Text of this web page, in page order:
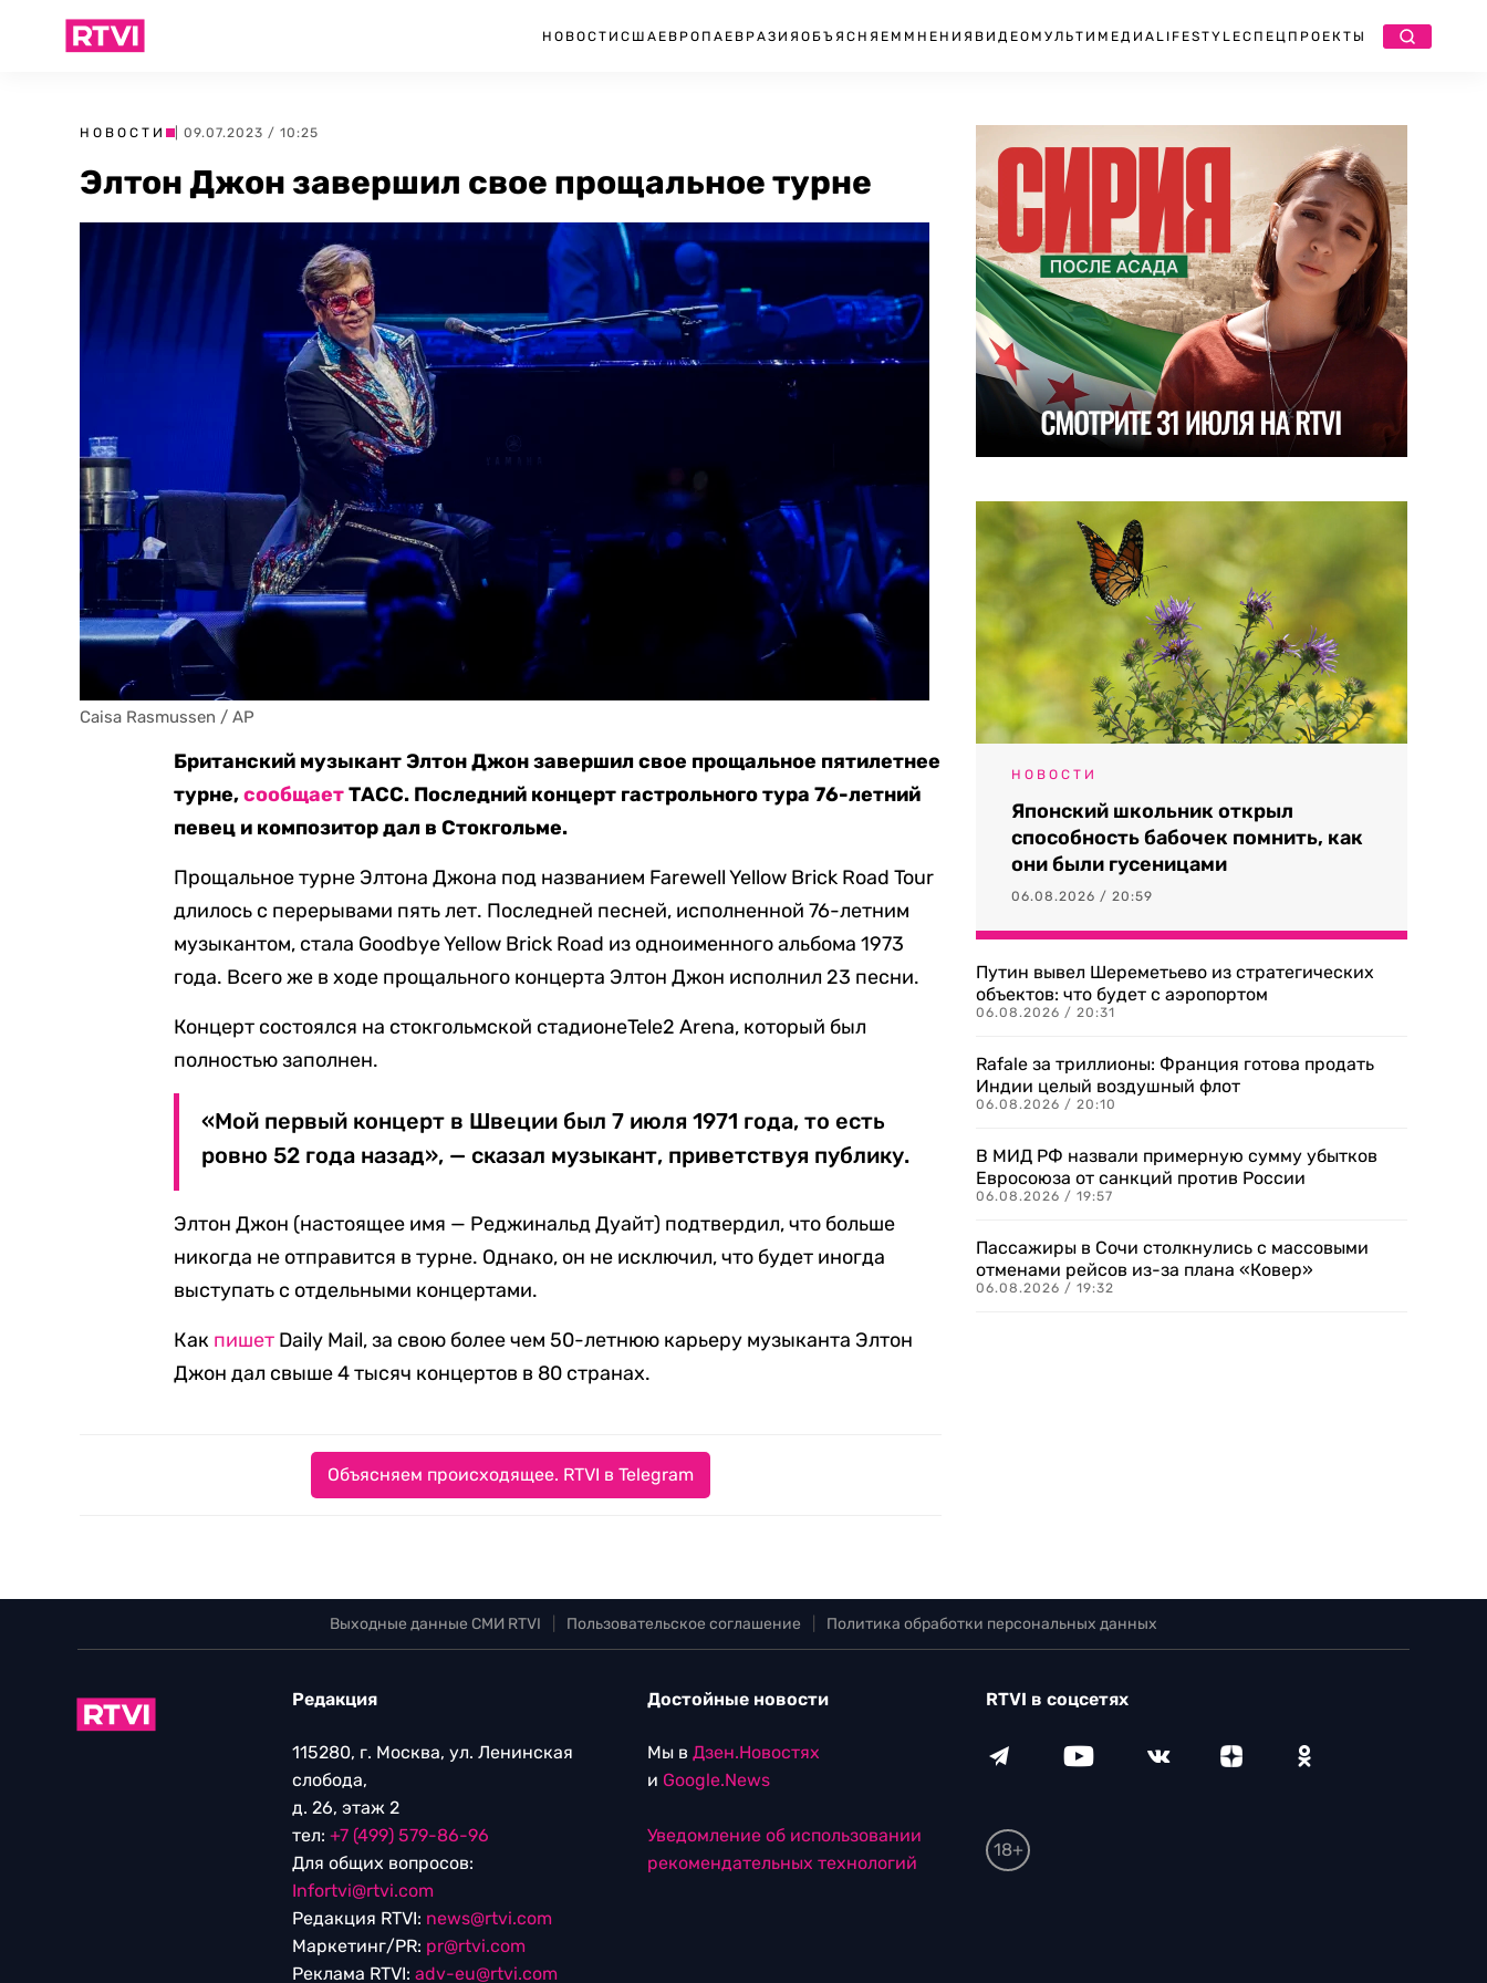
НОВОСТИ США ЕВРОПА ЕВРАЗИЯ ОБЪЯСНЯЕМ МНЕНИЯ ВИДЕО МУЛЬТИМЕДИА LIFESTYLEСПЕЦПРОЕКТЫ
НОВОСТИ | 09.07.2023 / 10:25
Элтон Джон завершил свое прощальное турне
Caisa Rasmussen / AP
Британский музыкант Элтон Джон завершил свое прощальное пятилетнее
турне,сообщаетТАСС. Последний концерт гастрольного тура 76-летний
певец и композитор дал в Стокгольме.
Прощальное турне Элтона Джона под названием Farewell Yellow Brick Road Tour
длилось с перерывами пять лет. Последней песней, исполненной 76-летним
музыкантом, стала Goodbye Yellow Brick Road из одноименного альбома 1973
года. Всего же в ходе прощального концерта Элтон Джон исполнил 23 песни.
Концерт состоялся на стокгольмской стадионеTele2 Arena, который был
полностью заполнен.
«Мой первый концерт в Швеции был 7 июля 1971 года, то есть
ровно 52 года назад», — сказал музыкант, приветствуя публику.
Элтон Джон (настоящее имя — Реджинальд Дуайт) подтвердил, что больше
никогда не отправится в турне. Однако, он не исключил, что будет иногда
выступать с отдельными концертами.
Как пишет Daily Mail, за свою более чем 50-летнюю карьеру музыканта Элтон
Джон дал свыше 4 тысяч концертов в 80 странах.
Объясняем происходящее. RTVI в Telegram
НОВОСТИ
Японский школьник открыл
способность бабочек помнить, как
они были гусеницами
06.08.2026 / 20:59
Путин вывел Шереметьево из стратегических
объектов: что будет с аэропортом
06.08.2026 / 20:31
Rafale за триллионы: Франция готова продать
Индии целый воздушный флот
06.08.2026 / 20:10
В МИД РФ назвали примерную сумму убытков
Евросоюза от санкций против России
06.08.2026 / 19:57
Пассажиры в Сочи столкнулись с массовыми
отменами рейсов из-за плана «Ковер»
06.08.2026 / 19:32
Выходные данные СМИ RTVI Пользовательское соглашение Политика обработки персональных данных
Редакция
115280, г. Москва, ул. Ленинская
слобода,
д. 26, этаж 2
тел: +7 (499) 579-86-96
Для общих вопросов:
Infortvi@rtvi.com
Редакция RTVI: news@rtvi.com
Маркетинг/PR: pr@rtvi.com
Реклама RTVI: adv-eu@rtvi.com
Достойные новости
Мы в Дзен.Новостях
и Google.News
Уведомление об использовании
рекомендательных технологий
RTVI в соцсетях
18+